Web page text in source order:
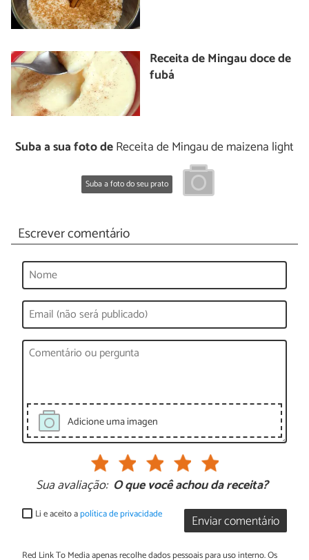
Receita de Mingau doce de
fubá
Suba a sua foto deReceita de Mingau de maizena light
Suba a foto do seu prato
Escrever comentário
Adicione uma imagen
Sua avaliação: O que você achou da receita?
Enviar comentário
Li e aceito apolítica de privacidade
Red Link To Media apenas recolhe dados pessoais para uso interno. Os